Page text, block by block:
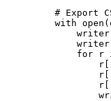
# Export
    with
open
        writer
        for
r
            r[
            r[
            r[